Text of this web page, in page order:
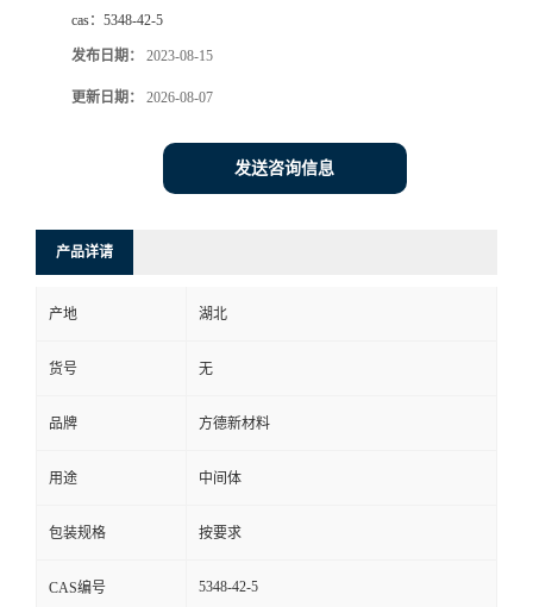
cas： 5348-42-5
发布日期： 2023-08-15
更新日期： 2026-08-07
发送咨询信息
产品详请
产地 湖北
货号 无
品牌 方德新材料
用途 中间体
包装规格 按要求
CAS编号 5348-42-5